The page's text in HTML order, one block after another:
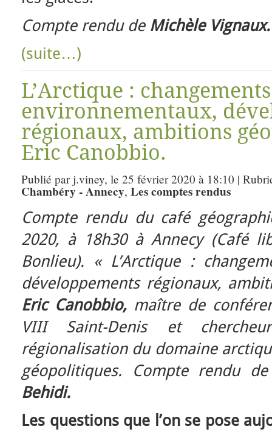
Compte rendu de Michèle Vignaux.
(suite…)
L’Arctique : changements
environnementaux,
régionaux, ambitions
Eric Canobbio.
Publié par j.viney, le 25 février 2020 à 18:10 |
Chambéry - Annecy, Les comptes rendus
Compte rendu du café
2020, à 18h30 à Annecy (Café
Bonlieu). « L’Arctique :
développements régionaux,
Eric Canobbio, maître de
VIII Saint-Denis et
régionalisation du domaine
géopolitiques. Compte rendu
Behidi.
Les questions que l’on se pose